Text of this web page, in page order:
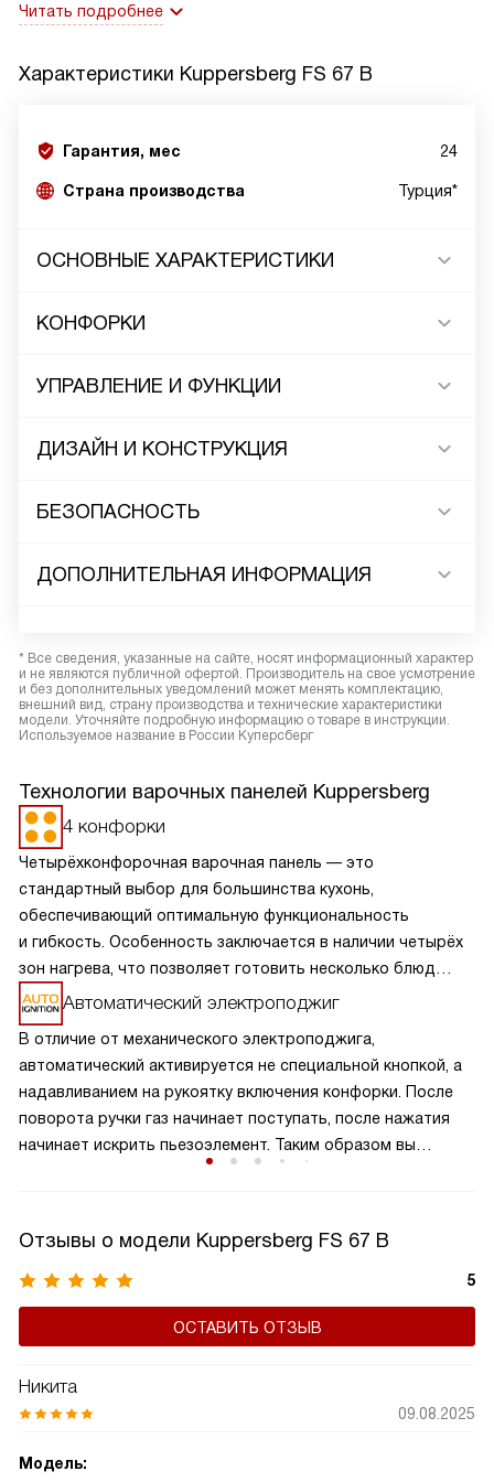
Читать подробнее
Характеристики Kuppersberg FS 67 B
Гарантия, мес 24
Страна производства Турция*
ОСНОВНЫЕ ХАРАКТЕРИСТИКИ
КОНФОРКИ
УПРАВЛЕНИЕ И ФУНКЦИИ
ДИЗАЙН И КОНСТРУКЦИЯ
БЕЗОПАСНОСТЬ
ДОПОЛНИТЕЛЬНАЯ ИНФОРМАЦИЯ
* Все сведения, указанные на сайте, носят информационный характер
и не являются публичной офертой. Производитель на свое усмотрение
и без дополнительных уведомлений может менять комплектацию,
внешний вид, страну производства и технические характеристики
модели. Уточняйте подробную информацию о товаре в инструкции.
Используемое название в России Куперсберг
Технологии варочных панелей Kuppersberg
4 конфорки
Четырёхконфорочная варочная панель — это
стандартный выбор для большинства кухонь,
обеспечивающий оптимальную функциональность
и гибкость. Особенность заключается в наличии четырёх
зон нагрева, что позволяет готовить несколько блюд
одновременно, экономя время и усилия. Разнообразие
размеров и мощностей конфорок подходит для
различных кулинарных задач, от быстрого кипячения
до медленного тушения. Такая панель обеспечивает
равномерное распределение тепла и удобное
расположение посуды, что делает её идеальной для
семейного использования.
Автоматический электроподжиг
В отличие от механического электроподжига,
автоматический активируется не специальной кнопкой, а
надавливанием на рукоятку включения конфорки. После
поворота ручки газ начинает поступать, после нажатия
начинает искрить пьезоэлемент. Таким образом вы
Отзывы о модели Kuppersberg FS 67 B
5
ОСТАВИТЬ ОТЗЫВ
Никита
09.08.2025
Модель: